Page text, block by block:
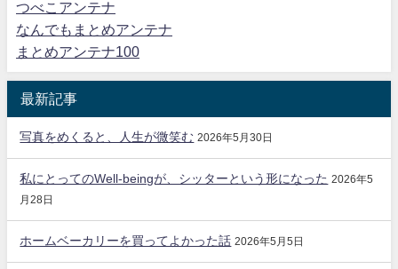
つべこアンテナ
なんでもまとめアンテナ
まとめアンテナ100
最新記事
写真をめくると、人生が微笑む 2026年5月30日
私にとってのWell-beingが、シッターという形になった 2026年5
月28日
ホームベーカリーを買ってよかった話 2026年5月5日